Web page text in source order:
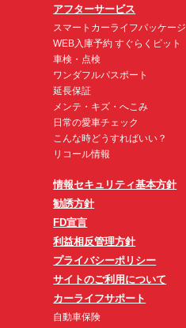
アフターサービス
スマートカーライフパッケージ
WEB入庫予約 すぐらくピット
車検・点検
ワンダフルパスポート
延長保証
メンテ・キズ・へこみ
日常の愛車チェック
こんな時どうすればいい？
リコール情報
情報セキュリティ基本方針
勧誘方針
FD宣言
利益相反管理方針
プライバシーポリシー
サイトのご利用について
カーライフサポート
自動車保険